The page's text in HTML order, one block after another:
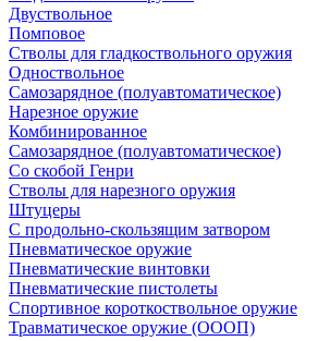
Двуствольное
Помповое
Стволы для гладкоствольного оружия
Одноствольное
Самозарядное (полуавтоматическое)
Нарезное оружие
Комбинированное
Самозарядное (полуавтоматическое)
Со скобой Генри
Стволы для нарезного оружия
Штуцеры
С продольно-скользящим затвором
Пневматическое оружие
Пневматические винтовки
Пневматические пистолеты
Спортивное короткоствольное оружие
Травматическое оружие (ОООП)